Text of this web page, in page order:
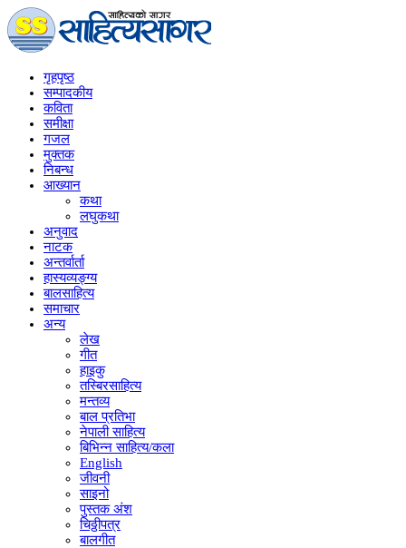
गृहपृष्‍ठ
सम्पादकीय
कविता
समीक्षा
गजल
मुक्तक
निबन्ध
आख्यान
कथा
लघुकथा
अनुवाद
नाटक
अन्तर्वार्ता
हास्यव्यङ्ग्य
बालसाहित्य
समाचार
अन्य
लेख
गीत
हाइकु
तस्बिरसाहित्य
मन्तव्य
बाल प्रतिभा
नेपाली साहित्य
बिभिन्न साहित्य/कला
English
जीवनी
साइनो
पुस्तक अंश
चिठ्ठीपत्र
बालगीत